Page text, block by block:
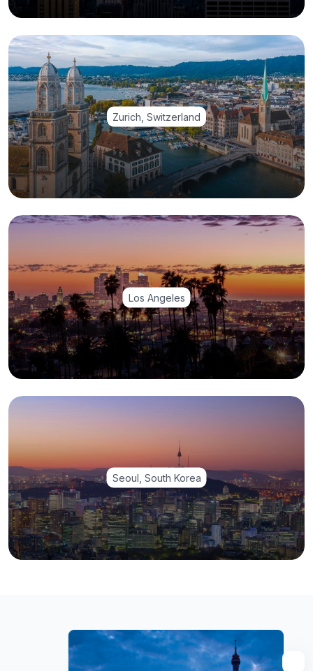
Zurich, Switzerland
Los Angeles
Seoul, South Korea